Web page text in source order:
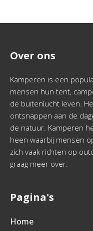
Over ons
Kamperen is een
mensen hun tent,
de buitenlucht leven.
ontsnappen aan de
de natuur. Kamperen
heen waarbij mensen
zich vaak richten op
graag meer over.
Pagina's
Home